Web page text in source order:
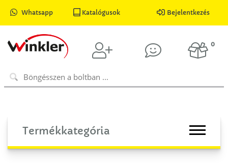
Whatsapp Katalógusok Bejelentkezés
0
Termékkategória